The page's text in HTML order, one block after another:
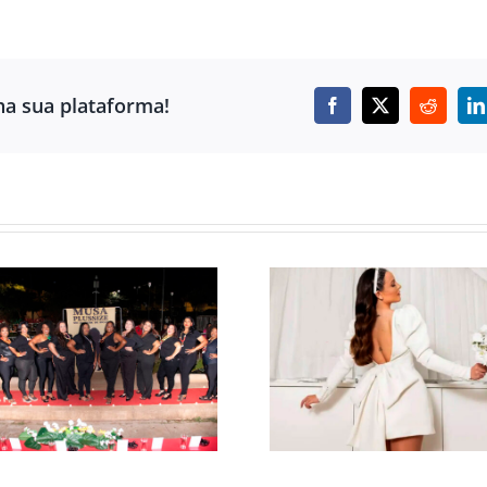
sua plataforma! Facebook
X Reddit
VESTIDO DE NOIVA
MINI É TENDÊNCIA
A MODA
ESCRITÓRIO
ESTILO